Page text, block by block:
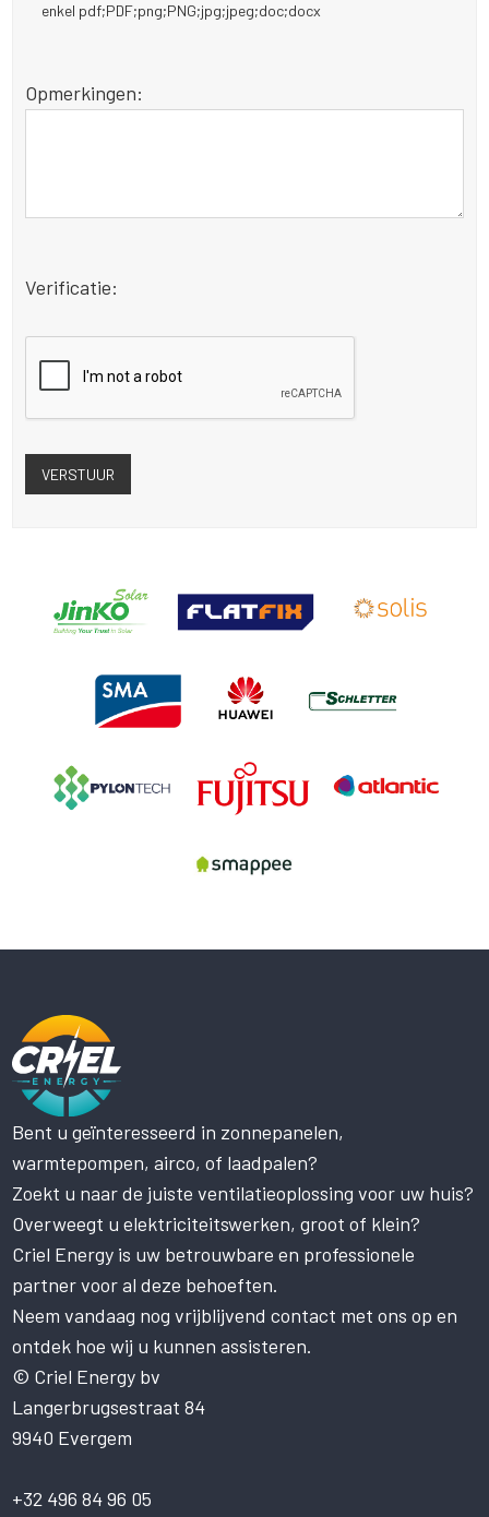
enkel pdf;PDF;png;PNG;jpg;jpeg;doc;docx
Opmerkingen:
Verificatie:
Bent u geïnteresseerd in zonnepanelen,
warmtepompen, airco, of laadpalen?
Zoekt u naar de juiste ventilatieoplossing voor uw huis?
Overweegt u elektriciteitswerken, groot of klein?
Criel Energy is uw betrouwbare en professionele
partner voor al deze behoeften.
Neem vandaag nog vrijblijvend contact met ons op en
ontdek hoe wij u kunnen assisteren.
© Criel Energy bv
Langerbrugsestraat 84
9940 Evergem
+32 496 84 96 05
Deze website maakt gebruik
van cookies.
Deze website gebruikt cookies om uw
gebruikerservaring te verbeteren. Door
onze website te gebruiken, stemt u in met
alle cookies in overeenstemming met ons
Cookiebeleid.Lees verder
STRIKT NOODZAKELIJK
PRESTATIE
TARGETING
FUNCTIONEEL
NIET-GECLASSIFICEERD